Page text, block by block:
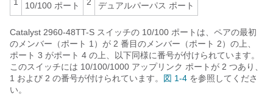
1 10/100 ポート 2 デュアルパーパス ポート
Catalyst 2960-48TT-S スイッチの 10/100 ポートは、ペアの最初
のメンバー（ポート 1）が 2 番目のメンバー（ポート 2）の上、
ポート 3 がポート 4 の上、以下同様に番号が付けられています。
このスイッチには 10/100/1000 アップリンク ポートが 2 つあり、
1 および 2 の番号が付けられています。 図 1-4 を参照してくださ
い。